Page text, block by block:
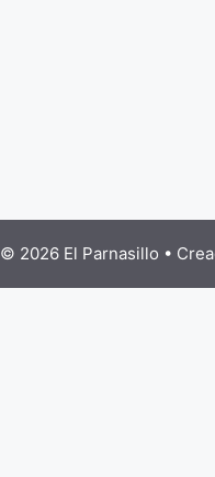
© 2026 El Parnasillo •